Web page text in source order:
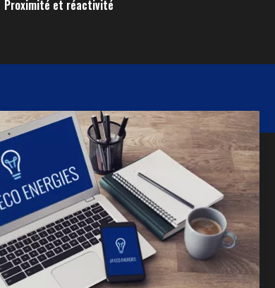
Proximité et réactivité